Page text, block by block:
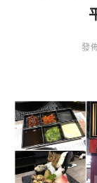
發